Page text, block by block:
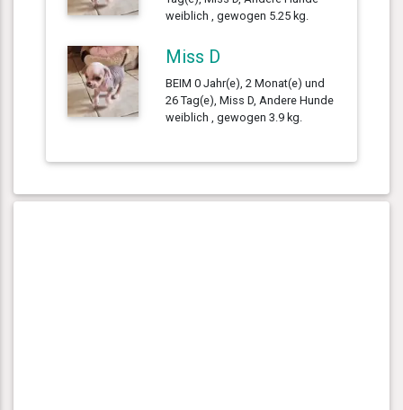
weiblich , gewogen 5.25 kg.
Miss D
BEIM 0 Jahr(e), 2 Monat(e) und
26 Tag(e), Miss D, Andere Hunde
weiblich , gewogen 3.9 kg.